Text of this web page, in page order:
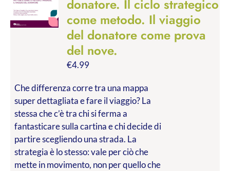
donatore. Il ciclo strategico
come metodo. Il viaggio
del donatore come prova
del nove.
€4.99
Che differenza corre tra una mappa
super dettagliata e fare il viaggio? La
stessa che c’è tra chi si ferma a
fantasticare sulla cartina e chi decide di
partire scegliendo una strada. La
strategia è lo stesso: vale per ciò che
mette in movimento, non per quello che